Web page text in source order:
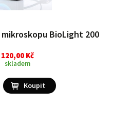
BioLight 200
120,00 Kč
skladem